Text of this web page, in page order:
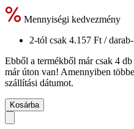
Mennyiségi kedvezmény
2-tól csak 4.157 Ft / darab
Ebből a termékből már csak 4
már úton van! Amennyiben
szállítási dátumot.
Kosárba